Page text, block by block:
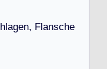
hlagen, Flansche